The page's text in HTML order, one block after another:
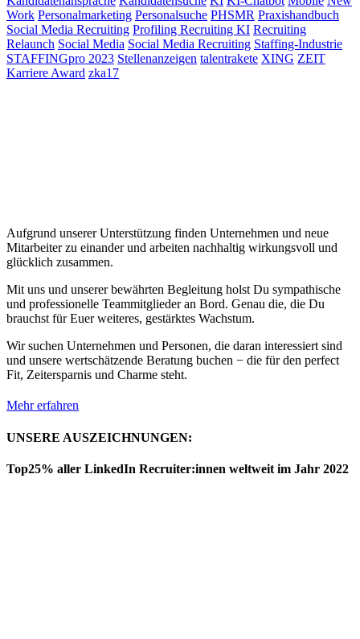
Work Personalmarketing Personalsuche PHSMR Praxishandbuch
Social Media Recruiting Profiling Recruiting KI Recruiting
Relaunch Social Media Social Media Recruiting Staffing-Industrie
STAFFINGpro 2023 Stellenanzeigen talentrakete XING ZEIT
Karriere Award zka17
Aufgrund unserer Unterstützung finden Unternehmen und neue
Mitarbeiter zu einander und arbeiten nachhaltig wirkungsvoll und
glücklich zusammen.
Mit uns und unserer bewährten Begleitung holst Du sympathische
und professionelle Teammitglieder an Bord. Genau die, die Du
brauchst für Euer weiteres, gestärktes Wachstum.
Wir suchen Unternehmen und Personen, die daran interessiert sind
und unsere wertschätzende Beratung buchen − die für den perfect
Fit, Zeitersparnis und Charme steht.
Mehr erfahren
UNSERE AUSZEICHNUNGEN:
Top25% aller LinkedIn Recruiter:innen weltweit im Jahr 2022